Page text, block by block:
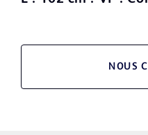
NOUS